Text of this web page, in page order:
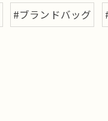
#ブランドバッグ